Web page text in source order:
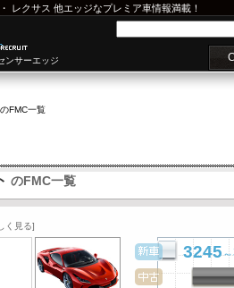
・ レクサス 他エッジなプレミア車情報満載！
ンサーエッジ
のFMC一覧
のFMC一覧
く見る]
3245～